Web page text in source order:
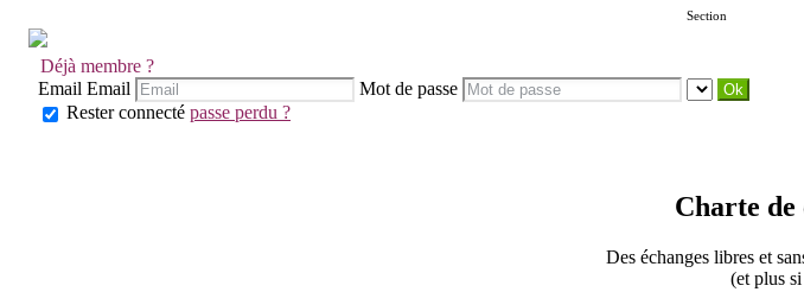
Déjà membre ?
Email Email Mot de passe
Section
Rester connecté passe perdu ?
Charte de
Des échanges libres et
(et plus